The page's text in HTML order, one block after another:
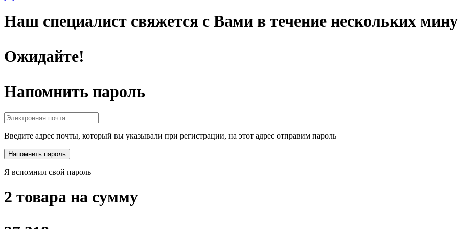
Наш специалист свяжется с Вами в течение нескольких
Ожидайте!
Напомнить пароль
Введите адрес почты, который вы указывали при регистрации, на этот адрес отправим пароль
Я вспомнил свой пароль
2 товара на сумму